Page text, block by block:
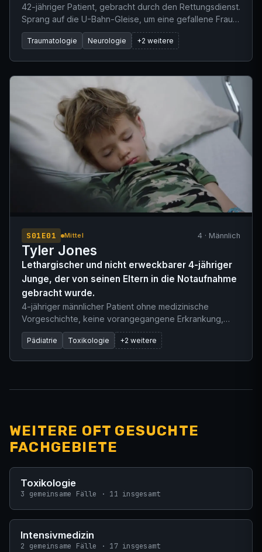
42-jähriger Patient, gebracht durch den Rettungsdienst.
Sprang auf die U-Bahn-Gleise, um eine gefallene Frau
zu retten. Nachdem er sie erfolgreich von den Gleisen
gezogen hatte, rutschte er beim Klettern auf den
Eine Intubation vor Ort war nicht möglich, weshalb vor
dem Transport eine Larynxmaske (LMA) platziert wurde.
Traumatologie Neurologie +2 weitere
S01E01 Mittel 4 · Männlich
Tyler Jones
Lethargischer und nicht erweckbarer 4-jähriger
Junge, der von seinen Eltern in die Notaufnahme
gebracht wurde.
4-jähriger männlicher Patient ohne medizinische
Vorgeschichte, keine vorangegangene Erkrankung,
kein Fieber und kein Erbrechen. Wurde in die ZNA
gebracht, weil seine Eltern ihn morgens nicht
Trauma und keine erkrankten Kontaktpersonen im
Pädiatrie Toxikologie +2 weitere
WEITERE OFT GESUCHTE
FACHGEBIETE
Toxikologie
3 gemeinsame Fälle · 11 insgesamt
Intensivmedizin
2 gemeinsame Fälle · 17 insgesamt